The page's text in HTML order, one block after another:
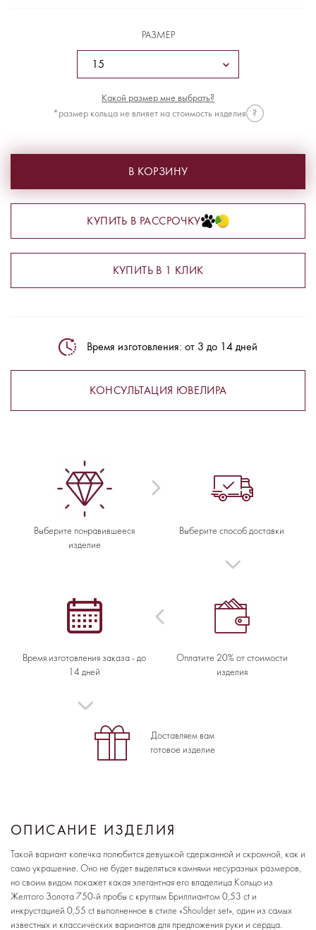
РАЗМЕР
Какой размер мне выбрать?
*размер кольца не влияет на стоимость изделия
?
В КОРЗИНУ
КУПИТЬ В РАССРОЧКУ
КУПИТЬ В 1 КЛИК
Время изготовления: от 3 до 14 дней
КОНСУЛЬТАЦИЯ ЮВЕЛИРА
Выберите понравившееся
изделие
Выберите способ доставки
Оплатите 20% от стоимости
изделия
Время изготовления заказа - до
14 дней
Доставляем вам
готовое изделие
ОПИСАНИЕ ИЗДЕЛИЯ
Такой вариант колечка полюбится девушкой сдержанной и скромной, как и
само украшение. Оно не будет выделяться камнями несуразных размеров,
но своим видом покажет какая элегантная его владелица Кольцо из
Желтого Золота 750-й пробы с круглым Бриллиантом 0,53 ct и
инкрустацией 0,55 ct выполненное в стиле «Shoulder set», один из самых
известных и классических вариантов для предложения руки и сердца.